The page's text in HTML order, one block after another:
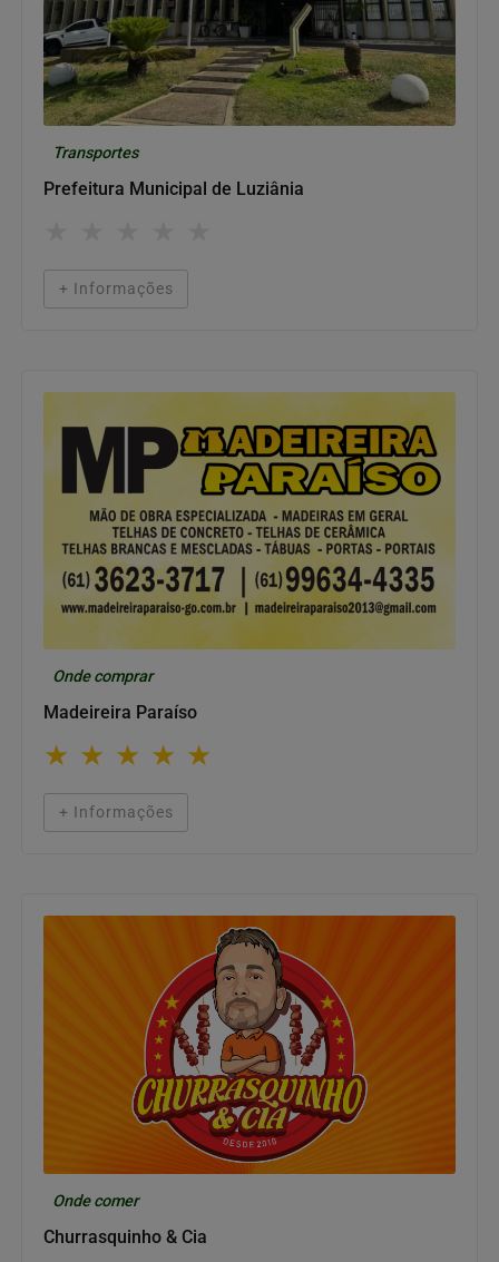
Transportes
Prefeitura Municipal de Luziânia
+ Informações
Onde comprar
Madeireira Paraíso
★ ★ ★ ★ ★
+ Informações
Onde comer
Churrasquinho & Cia